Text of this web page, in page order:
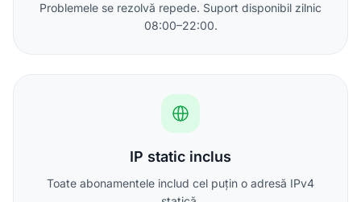
Problemele se rezolvă repede. Suport disponibil zilnic
08:00–22:00.
IP static inclus
Toate abonamentele includ cel puțin o adresă IPv4